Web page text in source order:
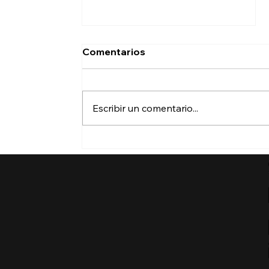
su TPS? ¿Qué puede
Comentarios
Escribir un comentario...